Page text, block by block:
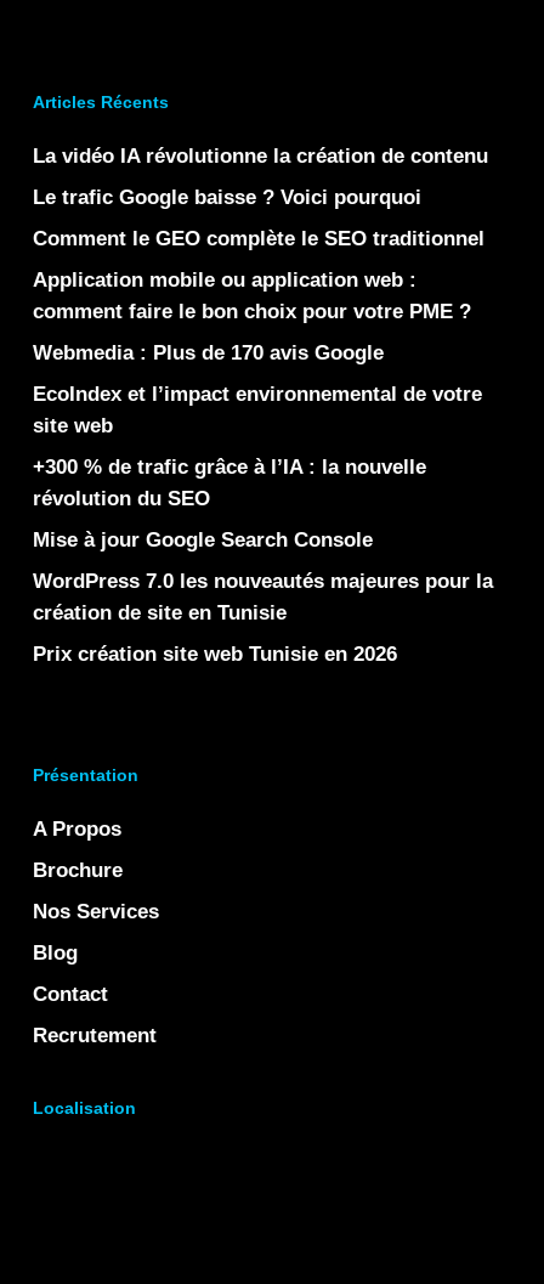
Articles Récents
La vidéo IA révolutionne la création de contenu
Le trafic Google baisse ? Voici pourquoi
Comment le GEO complète le SEO traditionnel
Application mobile ou application web :
comment faire le bon choix pour votre PME ?
Webmedia : Plus de 170 avis Google
EcoIndex et l’impact environnemental de votre
site web
+300 % de trafic grâce à l’IA : la nouvelle
révolution du SEO
Mise à jour Google Search Console
WordPress 7.0 les nouveautés majeures pour la
création de site en Tunisie
Prix création site web Tunisie en 2026
Présentation
A Propos
Brochure
Nos Services
Blog
Contact
Recrutement
Localisation